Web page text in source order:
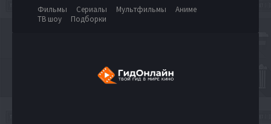
Фильмы Сериалы Мультфильмы
Аниме
ТВ шоу
Подборки